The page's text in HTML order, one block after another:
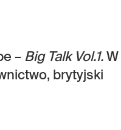
– Big Talk Vol.1.W
brytyjski